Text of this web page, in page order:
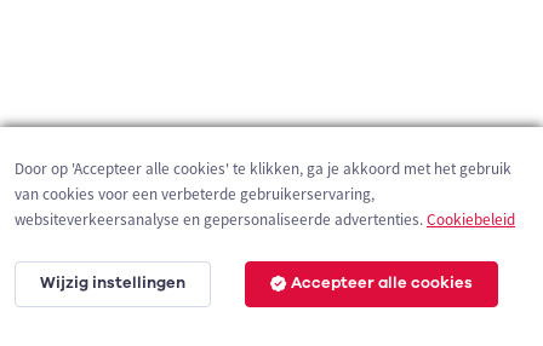
200 m
Door op 'Accepteer alle cookies' te klikken, ga je akkoord met het gebruik
van cookies voor een verbeterde gebruikerservaring,
websiteverkeersanalyse en gepersonaliseerde advertenties.Cookiebeleid
Wijzig instellingen Accepteer alle cookies